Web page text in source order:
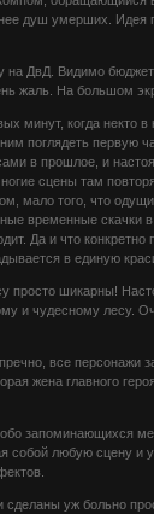
душ умерших. Идея
ДвД. Видимо
жаль. На большом
минут, когда некто в
поглядеть первую
в прошлое, и
сцены там
мало того, что
временные скачки
Да и что
в единую
просто шикарны!
и чудесному лесу.
все персонажи
жена главного
запоминающихся
собой любую сцену
уж больно